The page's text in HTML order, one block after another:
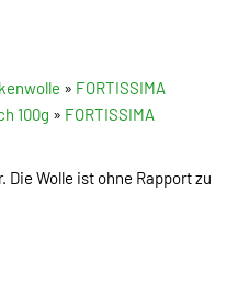
» FORTISSIMA
100g » FORTISSIMA
Wolle ist ohne Rapport zu